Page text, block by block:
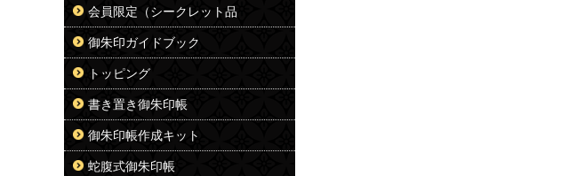
会員限定（シークレット品
御朱印ガイドブック
トッピング
書き置き御朱印帳
御朱印帳作成キット
蛇腹式御朱印帳